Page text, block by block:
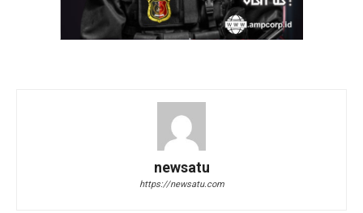
newsatu
https://newsatu.com